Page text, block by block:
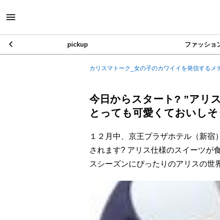
pickup ファッショ
カリスマトーク_女の子のカワイイを発信するメ
今日からスタート? ”アリ
とっても可愛くておいし
１２月中、京王プラザホテル（新宿
されます? アリス仕様のスイーツが
スシーズンにぴったりのアリスの世